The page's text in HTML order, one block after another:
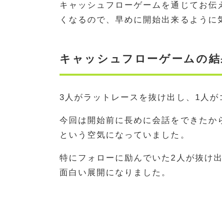
キャッシュフローゲームを通じてお
くなるので、早めに開始出来るように
キャッシュフローゲームの結
3人がラットレースを抜け出し、1人が
今回は開始前に長めに会話をできたか
という空気になっていました。
特にフォローに励んでいた2人が抜け
面白い展開になりました。